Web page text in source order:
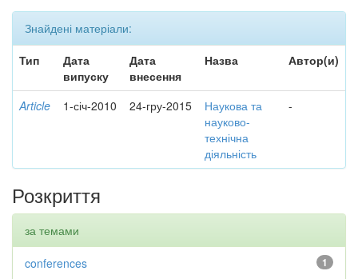
Знайдені матеріали:
Тип
Дата
випуску
Дата
внесення
Назва Автор(и)
Article 1-січ-2010 24-гру-2015
Наукова та
науково-
технічна
діяльність
-
Розкриття
за темами
1
conferences